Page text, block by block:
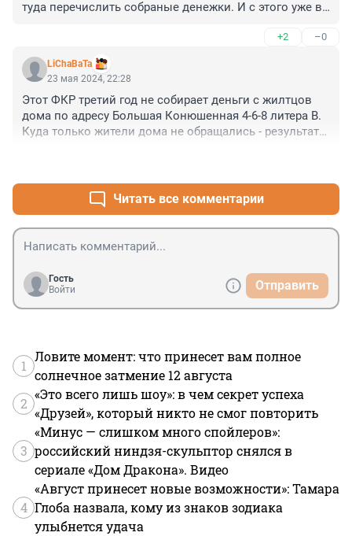
забыла, кто разведал и обустроил сотни крупнейших
космодромы, ГЭС, АЭС, ТЭС , фабрики, заводы,
комбинаты, то есть все то, чем пользуется вся страна.
Это сделали мы, пенсионеры, и наши родители.
туда перечислить собраные денежки. И с этого уже в
скопироваться и договориться. Вот нас и доят, как
корову. И в финансах, и в политике
+2 –0
LiChaBaTa
23 мая 2024, 22:28
Этот ФКР третий год не собирает деньги с жилтцов
дома по адресу Большая Конюшенная 4-6-8 литера В.
Куда только жители дома не обращались - результата
Читать все комментарии
Гость
Войти
Отправить
1
Ловите момент: что принесет вам полное
солнечное затмение 12 августа
2
«Это всего лишь шоу»: в чем секрет успеха
«Друзей», который никто не смог повторить
3
«Минус — слишком много спойлеров»:
российский ниндзя-скульптор снялся в
сериале «Дом Дракона». Видео
4
«Август принесет новые возможности»: Тамара
Глоба назвала, кому из знаков зодиака
улыбнется удача